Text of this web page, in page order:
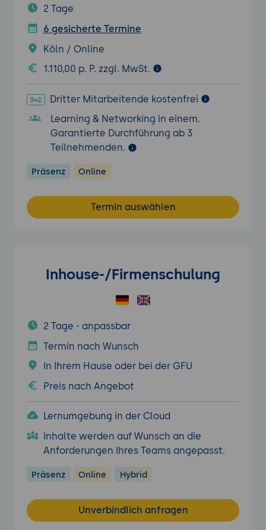
2 Tage
6 gesicherte Termine
Köln / Online
1.110,00 p. P. zzgl. MwSt.
Dritter Mitarbeitende kostenfrei
Learning & Networking in einem.
Garantierte Durchführung ab 3
Teilnehmenden.
Präsenz Online
Termin auswählen
Inhouse-/Firmenschulung
2 Tage - anpassbar
Termin nach Wunsch
In Ihrem Hause oder bei der GFU
Preis nach Angebot
Lernumgebung in der Cloud
Inhalte werden auf Wunsch an die
Anforderungen Ihres Teams angepasst.
Präsenz Online Hybrid
Unverbindlich anfragen